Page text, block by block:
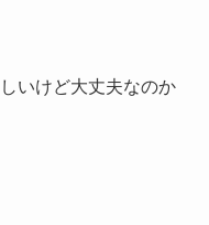
いけど大丈夫なのか